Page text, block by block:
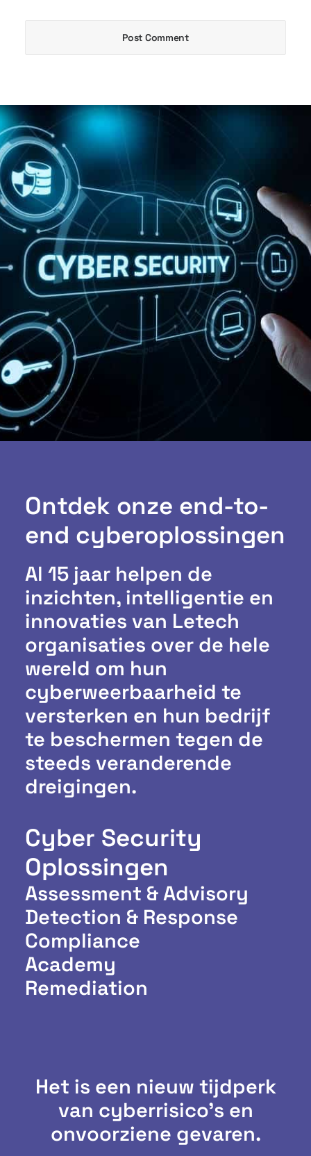
Cyber Security
Oplossingen
Assessment & Advisory
Detection & Response
Compliance
Academy
Remediation
Ontdek onze end-to-
end cyberoplossingen
Al 15 jaar helpen de
inzichten, intelligentie en
innovaties van Letech
organisaties over de hele
wereld om hun
cyberweerbaarheid te
versterken en hun bedrijf
te beschermen tegen de
steeds veranderende
dreigingen.
Het is een nieuw tijdperk
van cyberrisico's en
onvoorziene gevaren.